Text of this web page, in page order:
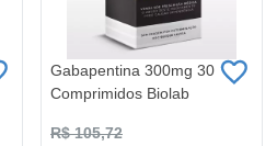
Gabapentina 300mg 30
Comprimidos Biolab
R$ 105,72